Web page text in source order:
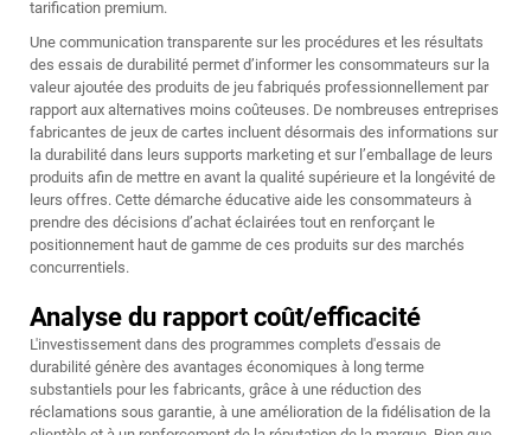
tarification premium.
Une communication transparente sur les procédures et les résultats
des essais de durabilité permet d’informer les consommateurs sur la
valeur ajoutée des produits de jeu fabriqués professionnellement par
rapport aux alternatives moins coûteuses. De nombreuses entreprises
fabricantes de jeux de cartes incluent désormais des informations sur
la durabilité dans leurs supports marketing et sur l’emballage de leurs
produits afin de mettre en avant la qualité supérieure et la longévité de
leurs offres. Cette démarche éducative aide les consommateurs à
prendre des décisions d’achat éclairées tout en renforçant le
positionnement haut de gamme de ces produits sur des marchés
concurrentiels.
Analyse du rapport coût/efficacité
L'investissement dans des programmes complets d'essais de
durabilité génère des avantages économiques à long terme
substantiels pour les fabricants, grâce à une réduction des
réclamations sous garantie, à une amélioration de la fidélisation de la